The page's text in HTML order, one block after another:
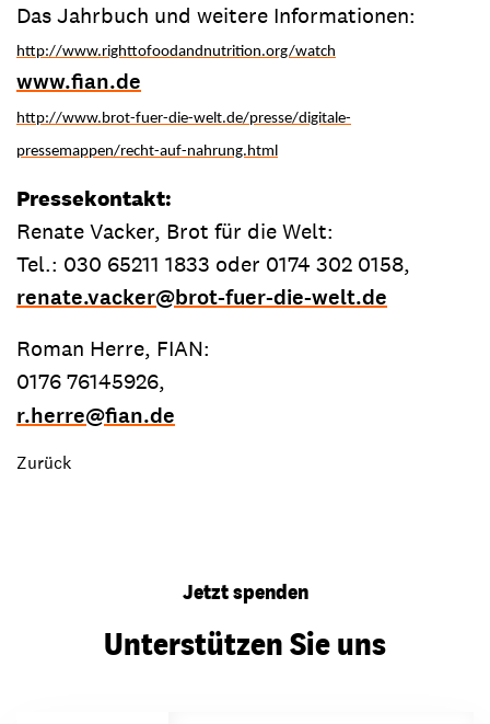
Das Jahrbuch und weitere Informationen:
http://www.righttofoodandnutrition.org/watch
www.fian.de
http://www.brot-fuer-die-welt.de/presse/digitale-
pressemappen/recht-auf-nahrung.html
Pressekontakt:
Renate Vacker, Brot für die Welt:
Tel.: 030 65211 1833 oder 0174 302 0158,
renate.vacker@brot-fuer-die-welt.de
Roman Herre, FIAN:
0176 76145926,
r.herre@fian.de
Zurück
Jetzt spenden
Unterstützen Sie uns